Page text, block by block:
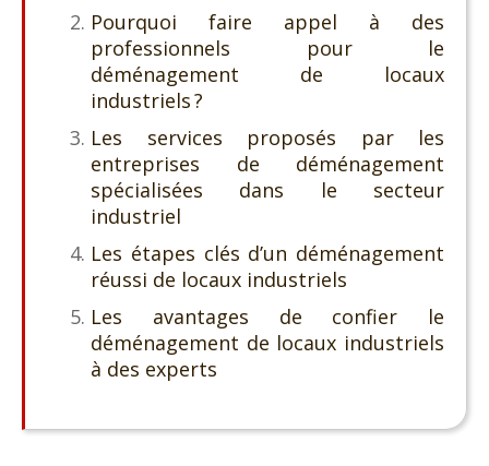
Pourquoi faire appel à des
professionnels pour le
déménagement de locaux
industriels ?
Les services proposés par les
entreprises de déménagement
spécialisées dans le secteur
industriel
Les étapes clés d’un déménagement
réussi de locaux industriels
Les avantages de confier le
déménagement de locaux industriels
à des experts